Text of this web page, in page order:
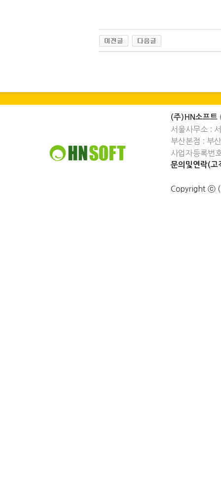
(주)HN소프트
서울사무소 :
부산본점 : 부
사업자등록
문의및연락(
Copyright ⓒ (